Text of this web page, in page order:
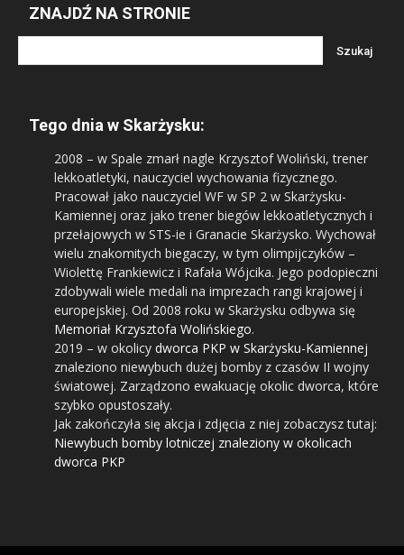
ZNAJDŹ NA STRONIE
Tego dnia w Skarżysku:
2008 – w Spale zmarł nagle Krzysztof Woliński, trener
lekkoatletyki, nauczyciel wychowania fizycznego.
Pracował jako nauczyciel WF w SP 2 w Skarżysku-
Kamiennej oraz jako trener biegów lekkoatletycznych i
przełajowych w STS-ie i Granacie Skarżysko. Wychował
wielu znakomitych biegaczy, w tym olimpijczyków –
Wiolettę Frankiewicz i Rafała Wójcika. Jego podopieczni
zdobywali wiele medali na imprezach rangi krajowej i
europejskiej. Od 2008 roku w Skarżysku odbywa się
Memoriał Krzysztofa Wolińskiego.
2019 – w okolicy dworca PKP w Skarżysku-Kamiennej
znaleziono niewybuch dużej bomby z czasów II wojny
światowej. Zarządzono ewakuację okolic dworca, które
szybko opustoszały.
Jak zakończyła się akcja i zdjęcia z niej zobaczysz tutaj:
Niewybuch bomby lotniczej znaleziony w okolicach
dworca PKP